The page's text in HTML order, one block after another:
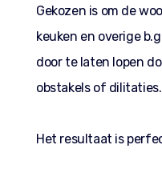
Gekozen is om de
keuken en overige
door te laten lopen
obstakels of dilitaties.
Het resultaat is